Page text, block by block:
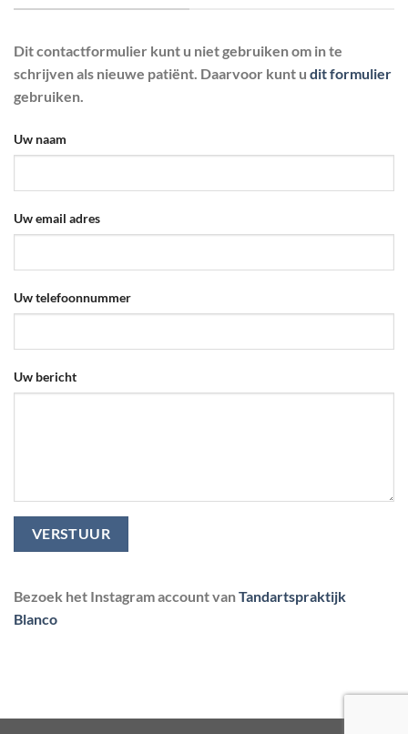
Dit contactformulier kunt u niet gebruiken om in te
schrijven als nieuwe patiënt. Daarvoor kunt u dit formulier
gebruiken.
Uw naam
Uw email adres
Uw telefoonnummer
Uw bericht
Bezoek het Instagram account vanTandartspraktijk
Blanco